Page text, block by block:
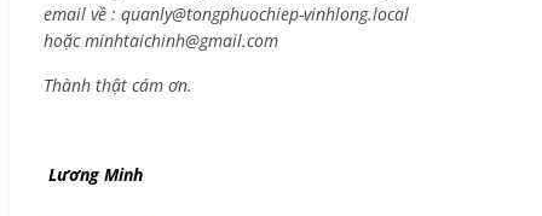
email về : quanly@tongphuochiep-vinhlong.local
hoặcminhtaichinh@gmail.com
Thành thật cám ơn.
Lương Minh